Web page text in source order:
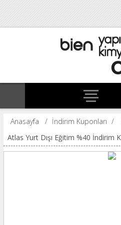
Anasayfa / İndirim Kuponları /
Atlas Yurt Dışı Eğitim %40 İndirim